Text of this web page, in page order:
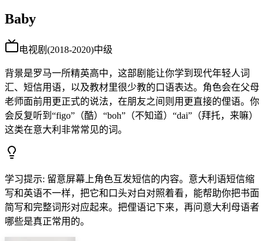
Baby
电视剧 (2018-2020)中级
背景是罗马一所精英高中，这部剧能让你学到现代年轻人词
汇、短信用语，以及教材里很少教的口语表达。角色会在父母
老师面前用更正式的说法，在朋友之间则用更直接的俚语。你
会反复听到“figo”（酷）“boh”（不知道）“dai”（拜托，来嘛）
这类在意大利非常常见的词。
学习提示: 留意屏幕上角色互发短信的内容。意大利语短信缩
写和英语不一样，把它和口头对白对照着看，能帮助你把书面
简写和完整词形对应起来。把俚语记下来，再问意大利母语者
哪些是真正常用的。